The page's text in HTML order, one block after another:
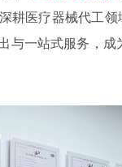
耕医疗器械代工
与一站式服务，